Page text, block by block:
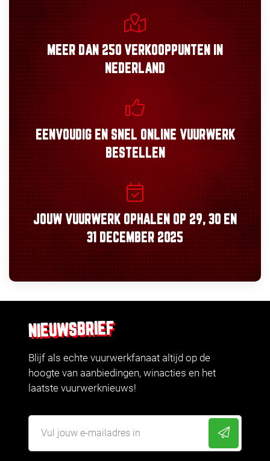
MEER DAN 250 VERKOOPPUNTEN
IN
NEDERLAND
EENVOUDIGEN SNEL ONLINE VUURWERK
BESTELLEN
JOUW VUURWERK OPHALEN OP 29, 30 EN
31 DECEMBER 2025
NIEUWSBRIEF
Blijf als echte vuurwerkfanaat altijd op de
hoogte van aanbiedingen, winacties en het
laatste vuurwerknieuws!